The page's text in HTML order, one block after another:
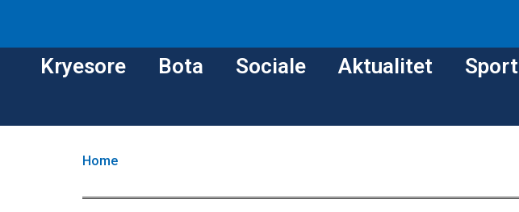
Kryesore Bota Sociale Aktualitet Sport
Home